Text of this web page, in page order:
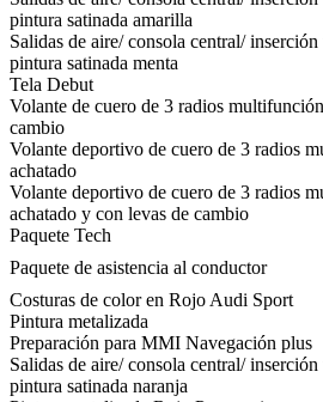
pintura satinada amarilla
Salidas de aire/ consola central/
pintura satinada menta
Tela Debut
Volante de cuero de 3 radios
cambio
Volante deportivo de cuero de 3 radios
achatado
Volante deportivo de cuero de 3 radios
achatado y con levas de cambio
Paquete Tech
Paquete de asistencia al conductor
Costuras de color en Rojo Audi Sport
Pintura metalizada
Preparación para MMI Navegación plus
Salidas de aire/ consola central/
pintura satinada naranja